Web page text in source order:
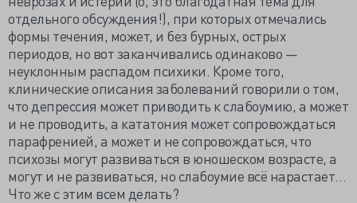
отдельного обсуждения!), при которых отмечались
формы течения, может, и без бурных, острых
периодов, но вот заканчивались одинаково —
неуклонным распадом психики. Кроме того,
клинические описания заболеваний говорили о том,
что депрессия может приводить к слабоумию, а может
и не проводить, а кататония может сопровождаться
парафренией, а может и не сопровождаться, что
психозы могут развиваться в юношеском возрасте, а
могут и не развиваться, но слабоумие всё нарастает…
Что же с этим всем делать?